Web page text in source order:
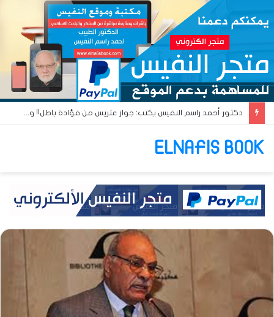
دكتور أحمد راسم النفيس يكتب: جواز عتريس من فؤادة باطل!! وجواز براقش من حُنين فاشل!!
ELNAFIS BOOK